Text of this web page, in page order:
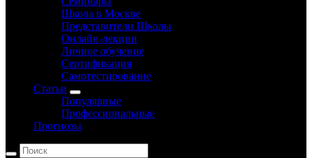
Школа в Москве
Представители Школы
Онлайн-лекции
Личное обучение
Сертификация
Самотестирование
Статьи
Популярные
Профессиональные
Прогнозы